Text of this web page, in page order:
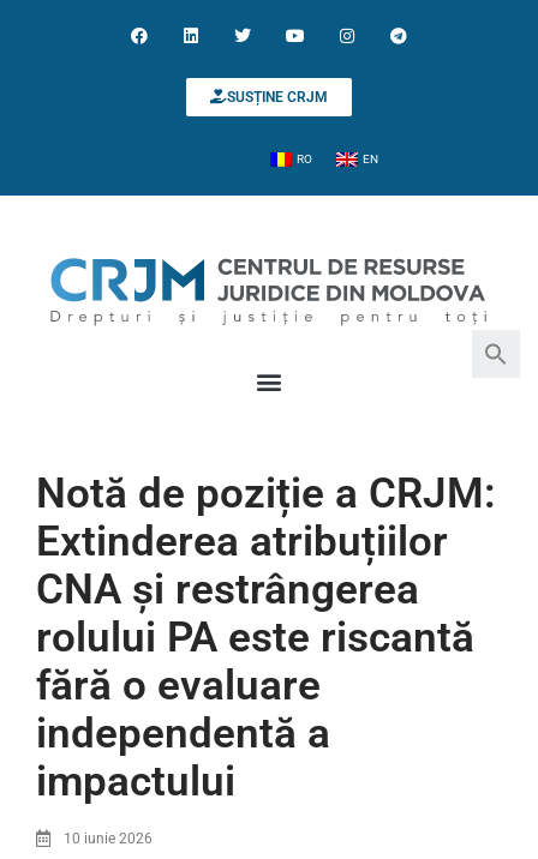
SUSȚINE CRJM
RO EN
Notă de poziție a CRJM:
Extinderea atribuțiilor
CNA și restrângerea
rolului PA este riscantă
fără o evaluare
independentă a
impactului
10 iunie 2026